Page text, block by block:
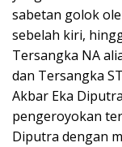
sabetan golok
sebelah kiri,
Tersangka NA
dan Tersangka
Akbar Eka
pengeroyokan
Diputra dengan